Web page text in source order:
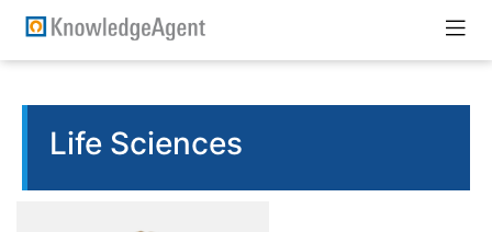
Life Sciences